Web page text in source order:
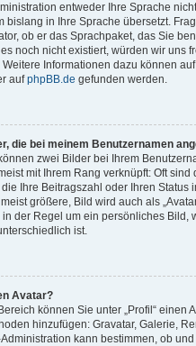
entweder Ihre Sprache
bislang in Ihre Sprache übersetzt.
ob er das Sprachpaket, das Sie
noch nicht existiert, würden wir uns
Informationen dazu können
aufphpBB.de gefunden werden.
die bei meinem Benutzernamen
zwei Bilder bei Ihrem
mit Ihrem Rang verknüpft: Oft sind
Ihre Beitragszahl oder Ihren Status
größere, Bild wird auch als
der Regel um ein persönliches Bild,
ist.
Avatar?
können Sie unter „Profil“ einen
hinzufügen: Gravatar, Galerie,
kann bestimmen, ob